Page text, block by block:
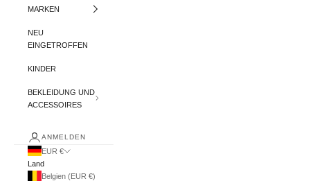
MARKEN
NEU
EINGETROFFEN
KINDER
BEKLEIDUNG UND
ACCESSOIRES
ANMELDEN
EUR €
Land
Belgien (EUR €)